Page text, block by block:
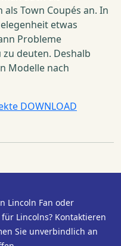
Town Coupés an. In
etwas
Probleme
deuten. Deshalb
Modelle nach
DOWNLOAD
Lincoln Fan oder
Lincolns? Kontaktieren
Sie unverbindlich an